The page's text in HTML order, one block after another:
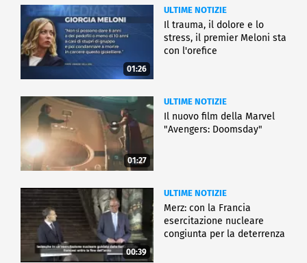
01:26
ULTIME NOTIZIE
Il trauma, il dolore e lo
stress, il premier Meloni sta
con l'orefice
01:27
ULTIME NOTIZIE
Il nuovo film della Marvel
"Avengers: Doomsday"
00:39
ULTIME NOTIZIE
Merz: con la Francia
esercitazione nucleare
congiunta per la deterrenza